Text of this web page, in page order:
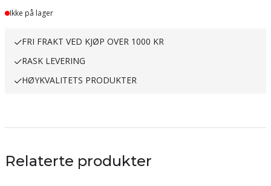
Ikke på lager
FRI FRAKT VED KJØP OVER 1000 KR
RASK LEVERING
HØYKVALITETS PRODUKTER
Relaterte produkter